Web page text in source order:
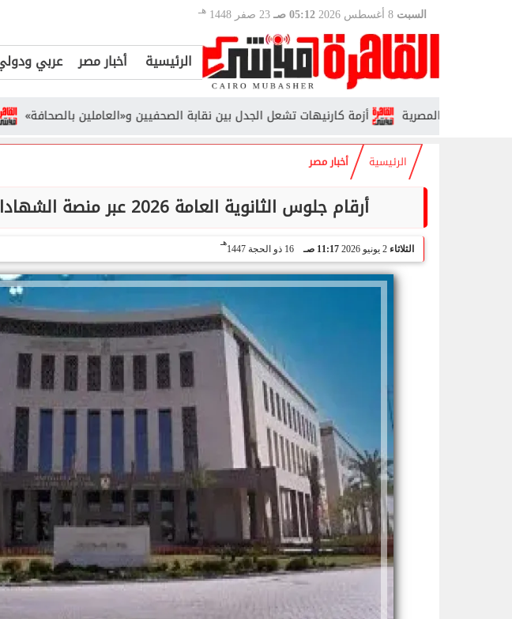
السبت 05:12 صـ 23 صفر 1448 هـ
الرئيسية أخبار مصر عربي
أزمة كارنيهات تشعل الجدل بين نقابة الصحفيين و«العاملين بالصحافة»
الرئيسية أخبار مصر
أرقام جلوس الثانوية العامة 2026 عبر منصة الشهادات العامة.. استعلم الآن
الثلاثاء 2 يونيو 2026 11:17 صـ 16 ذو الحجة 1447
هـ